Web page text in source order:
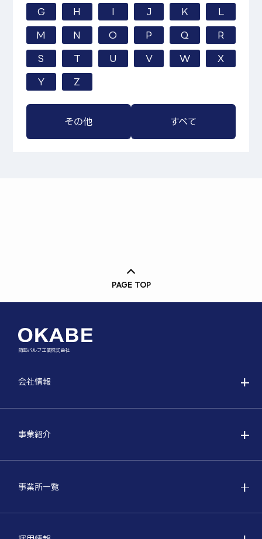
G H I J K L
M N O P Q R
S T U V W X
Y Z
その他 すべて
PAGE TOP
岡部バルブ工業株式会社
会社情報
事業紹介
事業所一覧